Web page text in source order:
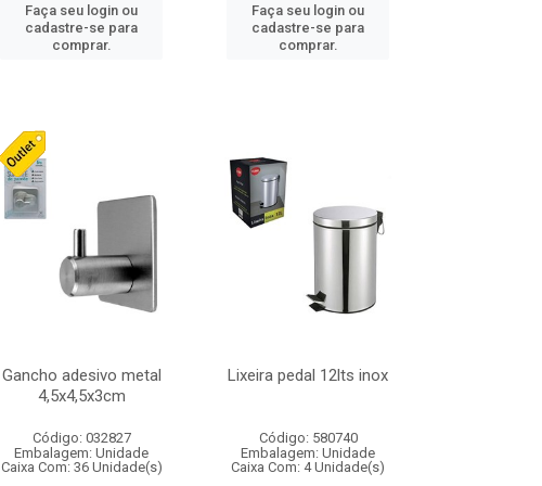
Faça seu login ou
cadastre-se para
comprar.
Faça seu login ou
cadastre-se para
comprar.
Gancho adesivo metal
4,5x4,5x3cm
Código: 032827
Embalagem: Unidade
Caixa Com: 36 Unidade(s)
Lixeira pedal 12lts inox
Código: 580740
Embalagem: Unidade
Caixa Com: 4 Unidade(s)